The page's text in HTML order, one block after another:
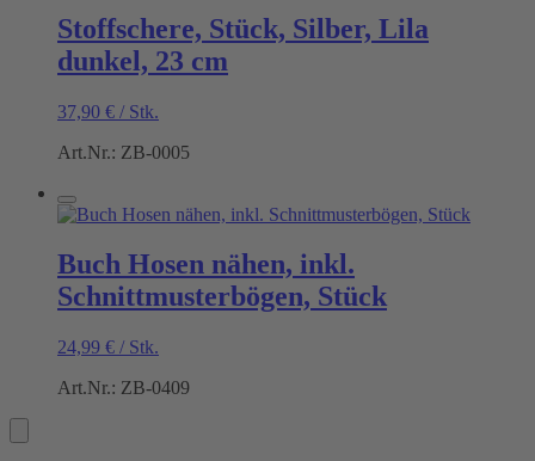
Stoffschere, Stück, Silber, Lila
dunkel, 23 cm
37,90 € / Stk.
Art.Nr.: ZB-0005
Buch Hosen nähen, inkl.
Schnittmusterbögen, Stück
24,99 € / Stk.
Art.Nr.: ZB-0409